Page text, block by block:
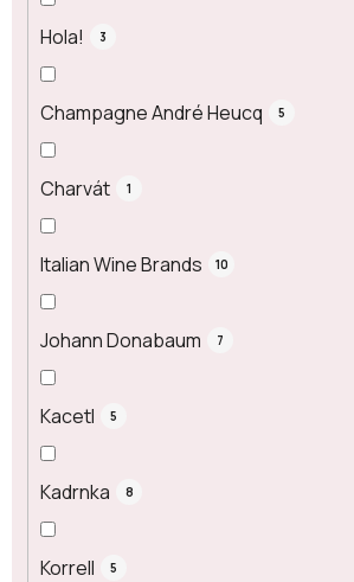
Hola! 3
Champagne André Heucq 5
Charvát 1
Italian Wine Brands 10
Johann Donabaum 7
Kacetl 5
Kadrnka 8
Korrell 5